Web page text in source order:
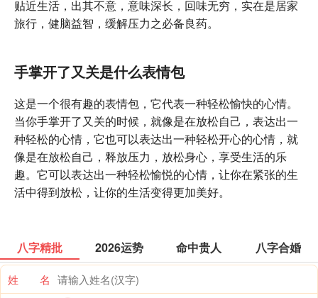
贴近生活，出其不意，意味深长，回味无穷，实在是居家
旅行，健脑益智，缓解压力之必备良药。
手掌开了又关是什么表情包
这是一个很有趣的表情包，它代表一种轻松愉快的心情。
当你手掌开了又关的时候，就像是在放松自己，表达出一
种轻松的心情，它也可以表达出一种轻松开心的心情，就
像是在放松自己，释放压力，放松身心，享受生活的乐
趣。它可以表达出一种轻松愉悦的心情，让你在紧张的生
活中得到放松，让你的生活变得更加美好。
八字精批 2026运势 命中贵人 八字合婚
姓 名